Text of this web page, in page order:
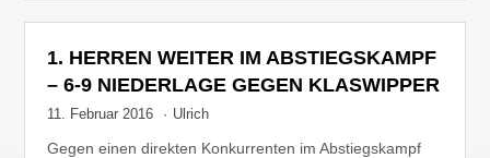
1. HERREN WEITER IM ABSTIEGSKAMPF
– 6-9 NIEDERLAGE GEGEN KLASWIPPER
11. Februar 2016 · Ulrich
Gegen einen direkten Konkurrenten im Abstiegskampf